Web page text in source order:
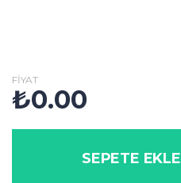
FIYAT
₺0.00
SEPETE EKLE